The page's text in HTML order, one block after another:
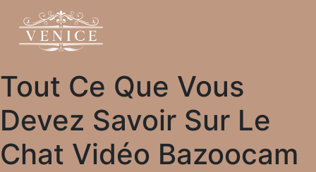
Tout Ce Que Vous
Devez Savoir Sur Le
Chat Vidéo Bazoocam